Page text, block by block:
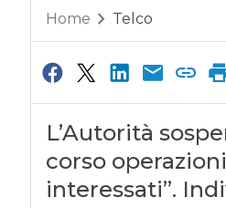
Home Telco
L’Autorità
corso
interessati”.